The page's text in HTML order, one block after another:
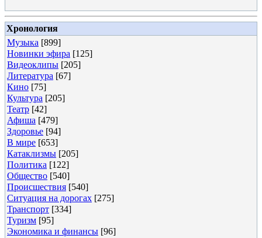
Хронология
Музыка [899]
Новинки эфира [125]
Видеоклипы [205]
Литература [67]
Кино [75]
Культура [205]
Театр [42]
Афиша [479]
Здоровье [94]
В мире [653]
Катаклизмы [205]
Политика [122]
Общество [540]
Происшествия [540]
Ситуация на дорогах [275]
Транспорт [334]
Туризм [95]
Экономика и финансы [96]